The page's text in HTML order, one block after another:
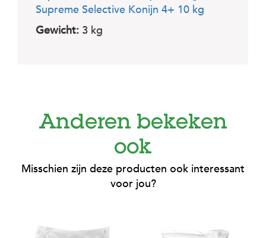
Supreme Selective Konijn 4+ 10 kg
Gewicht: 3 kg
Anderen bekeken
ook
Misschien zijn deze producten ook interessant
voor jou?